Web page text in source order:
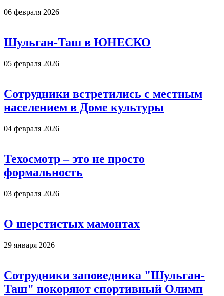
06 февраля 2026
Шульган-Таш в ЮНЕСКО
05 февраля 2026
Сотрудники встретились с местным
населением в Доме культуры
04 февраля 2026
Техосмотр – это не просто
формальность
03 февраля 2026
О шерстистых мамонтах
29 января 2026
Сотрудники заповедника "Шульган-
Таш" покоряют спортивный Олимп